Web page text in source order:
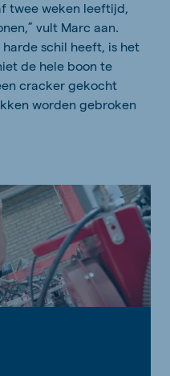
twee weken leeftijd,
vult Marc aan.
schil heeft, is het
de hele boon te
cracker gekocht
worden gebroken